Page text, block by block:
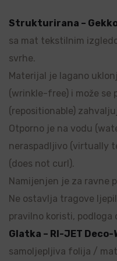
Strukturirana –
sa mat tekstilnim
svrhe.
Materijal je lagano
(wrinkle-free) i može se
(repositionable)
Otporno je na vodu
neraspadljivo (virtually
(does not curl).
Namijenjen je za ravne
Ne ostavlja tragove
pravilno koristi, podloga
Glatka – RI-JET Deco-
samoljepljiva folija /